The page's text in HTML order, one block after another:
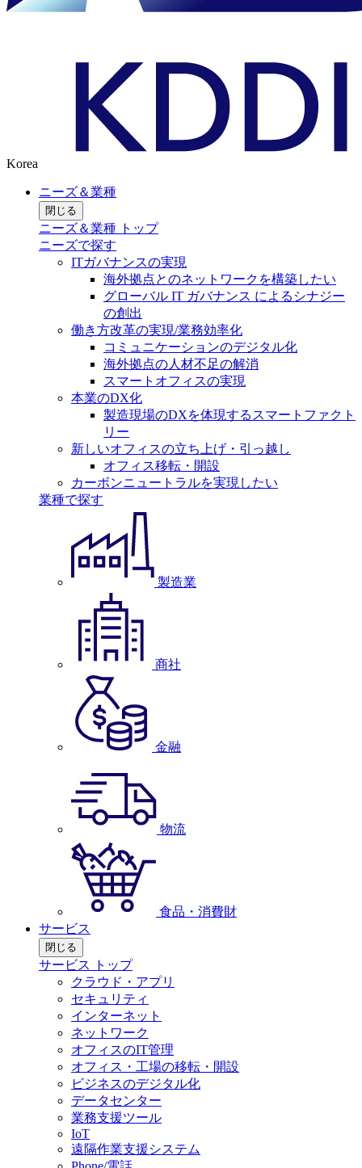
Korea
ニーズ＆業種
閉じる
ニーズ＆業種 トップ
ニーズで探す
ITガバナンスの実現
海外拠点とのネットワークを構築したい
グローバル IT ガバナンス によるシナジー
の創出
働き方改革の実現/業務効率化
コミュニケーションのデジタル化
海外拠点の人材不足の解消
スマートオフィスの実現
本業のDX化
製造現場のDXを体現するスマートファクト
リー
新しいオフィスの立ち上げ・引っ越し
オフィス移転・開設
カーボンニュートラルを実現したい
業種で探す
製造業
商社
金融
物流
食品・消費財
サービス
閉じる
サービス トップ
クラウド・アプリ
セキュリティ
インターネット
ネットワーク
オフィスのIT管理
オフィス・工場の移転・開設
ビジネスのデジタル化
データセンター
業務支援ツール
IoT
遠隔作業支援システム